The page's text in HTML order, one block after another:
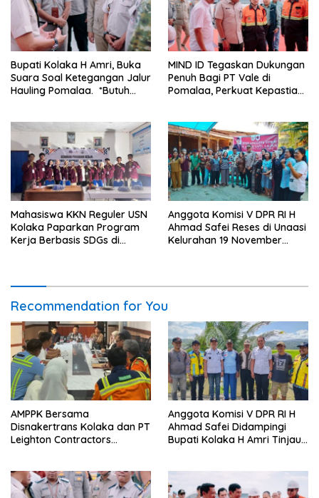
Bupati Kolaka H Amri, Buka
Suara Soal Ketegangan Jalur
Hauling Pomalaa. *Butuh
Premanisme Industrial
MIND ID Tegaskan Dukungan
Penuh Bagi PT Vale di
Pomalaa, Perkuat Kepastian
Mahasiswa KKN Reguler USN
Kolaka Paparkan Program
Kerja Berbasis SDGs di
Anggota Komisi V DPR RI H
Ahmad Safei Reses di Unaasi
Kelurahan 19 November
Recommendation for You
AMPPK Bersama
Disnakertrans Kolaka dan PT
Leighton Contractors
Anggota Komisi V DPR RI H
Ahmad Safei Didampingi
Bupati Kolaka H Amri Tinjau
Kelurahan 19 November
Wundulako